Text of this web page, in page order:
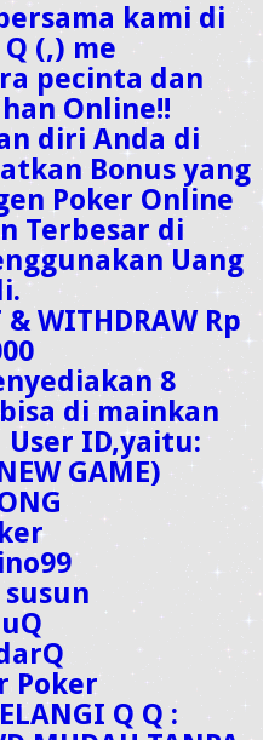
kami di
(,) me
pecinta dan
Online!!
diri Anda di
Bonus yang
Poker Online
Terbesar di
Uang
WITHDRAW Rp
8
di mainkan
User ID,yaitu:
GAME)
susun
Poker
Q Q :